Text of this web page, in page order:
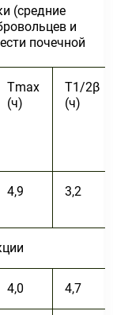
(средние
и
почечной
Тmах
(ч)
Т1/2β
(ч)
4,9 3,2
4,0 4,7